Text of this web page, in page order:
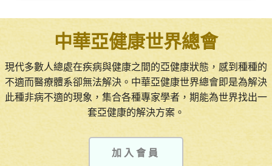
中華亞健康世界總會
現代多數人總處在疾病與健康之間的亞健康狀態，感到種種的
不適而醫療體系卻無法解決。中華亞健康世界總會即是為解決
此種非病不適的現象，集合各種專家學者，期能為世界找出一
套亞健康的解決方案。
加入會員